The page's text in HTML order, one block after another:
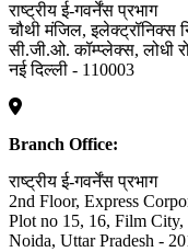
राष्ट्रीय ई-गवर्नेंस प्रभाग
चौथी मंजिल, इलेक्ट्रॉनिक्स
सी.जी.ओ. कॉम्प्लेक्स, लोधी
नई दिल्ली - 110003
Branch Office:
राष्ट्रीय ई-गवर्नेंस प्रभाग
2nd Floor, Express
Plot no 15, 16, Film City,
Noida, Uttar Pradesh -